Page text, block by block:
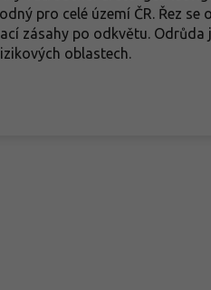
pro celé území ČR. Řez se
zásahy po odkvětu. Odrůda
oblastech.